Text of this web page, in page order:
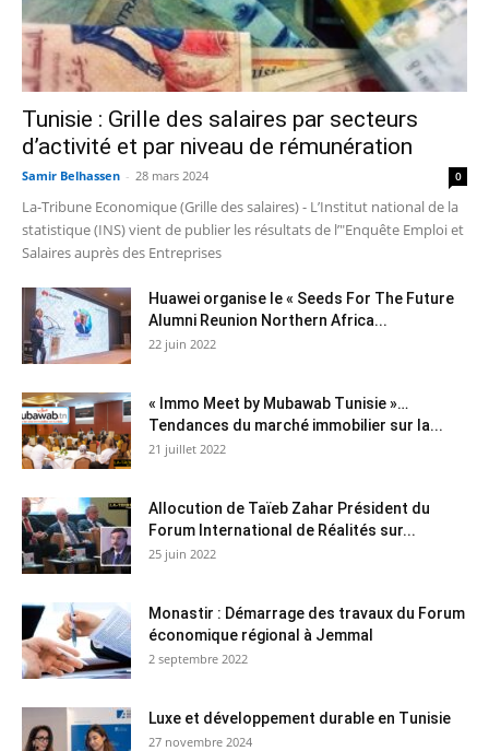
Tunisie : Grille des salaires par secteurs
d’activité et par niveau de rémunération
Samir Belhassen - 28 mars 2024 0
La-Tribune Economique (Grille des salaires) - L’Institut national de la
statistique (INS) vient de publier les résultats de l’"Enquête Emploi et
Salaires auprès des Entreprises
Huawei organise le « Seeds For The Future
Alumni Reunion Northern Africa...
22 juin 2022
« Immo Meet by Mubawab Tunisie »…
Tendances du marché immobilier sur la...
21 juillet 2022
Allocution de Taïeb Zahar Président du
Forum International de Réalités sur...
25 juin 2022
Monastir : Démarrage des travaux du Forum
économique régional à Jemmal
2 septembre 2022
Luxe et développement durable en Tunisie
27 novembre 2024